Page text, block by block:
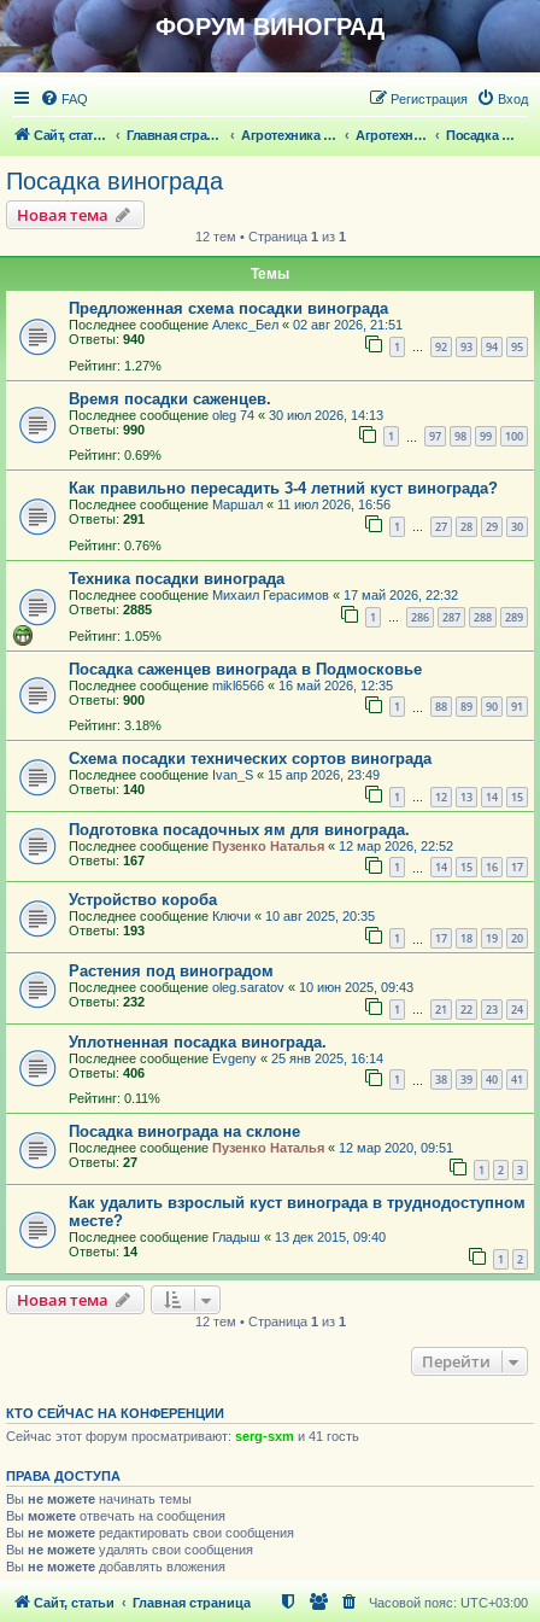
ФОРУМ ВИНОГРАД
FAQ Вход
Регистрация
Сайт, статьи Главная страница Агротехника выращивания винограда Агротехника выращивания винограда Посадка винограда
Посадка винограда
Новая тема
12 тем • Страница 1 из 1
Темы
Предложенная схема посадки винограда
Последнее сообщение Алекс_Бел « 02 авг 2026, 21:51
Ответы: 940 1 … 92 93 94 95
Рейтинг: 1.27%
Время посадки саженцев.
Последнее сообщение oleg 74 « 30 июл 2026, 14:13
Ответы: 990 1 97 98 99 100
Рейтинг: 0.69%
Как правильно пересадить 3-4 летний куст винограда?
Последнее сообщение Маршал « 11 июл 2026, 16:56
Ответы: 291 1 … 27 28 29 30
Рейтинг: 0.76%
Техника посадки винограда
Последнее сообщение Михаил Герасимов « 17 май 2026, 22:32
Ответы: 2885 1 … 286 287 288 289
Рейтинг: 1.05%
Посадка саженцев винограда в Подмосковье
Последнее сообщение mikl6566 « 16 май 2026, 12:35
Ответы: 900 1 88 89 90 91
Рейтинг: 3.18%
Схема посадки технических сортов винограда
Последнее сообщение Ivan_S « 15 апр 2026, 23:49
Ответы: 140 1 … 12 13 14 15
Подготовка посадочных ям для винограда.
Последнее сообщение Пузенко Наталья « 12 мар 2026, 22:52
Ответы: 167 1 14 15 16 17
Устройство короба
Последнее сообщение Ключи « 10 авг 2025, 20:35
Ответы: 193 1 17 18 19 20
Растения под виноградом
Последнее сообщение oleg.saratov « 10 июн 2025, 09:43
Ответы: 232 1 … 21 22 23 24
Уплотненная посадка винограда.
Последнее сообщение Evgeny « 25 янв 2025, 16:14
Ответы: 406 1 38 39 40 41
Рейтинг: 0.11%
Посадка винограда на склоне
Последнее сообщение Пузенко Наталья « 12 мар 2020, 09:51
Ответы: 27 1 2 3
Как удалить взрослый куст винограда в труднодоступном
месте?
Последнее сообщение Гладыш « 13 дек 2015, 09:40
Ответы: 14 1 2
Новая тема
12 тем • Страница 1 из 1
Перейти
КТО СЕЙЧАС НА КОНФЕРЕНЦИИ
Сейчас этот форум просматривают: serg-sxm и 41 гость
ПРАВА ДОСТУПА
Вы не можете начинать темы
Вы можете отвечать на сообщения
Вы не можете редактировать свои сообщения
Вы не можете удалять свои сообщения
Вы не можете добавлять вложения
Сайт, статьи Главная страница Часовой пояс: UTC+03:00